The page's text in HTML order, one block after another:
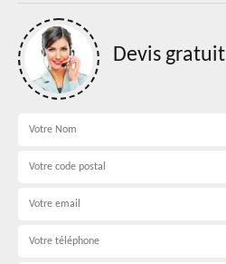
Devis gratuit